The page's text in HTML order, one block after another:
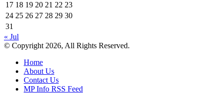
17 18 19 20 21 22 23
24 25 26 27 28 29 30
31
« Jul
© Copyright 2026, All Rights Reserved.
Home
About Us
Contact Us
MP Info RSS Feed